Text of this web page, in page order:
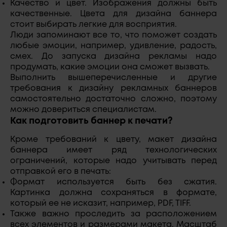
Качество и цвет. Изображения должны быть
качественные. Цвета для дизайна баннера
стоит выбирать легкие для восприятия.
Люди запоминают все то, что поможет создать
любые эмоции, например, удивление, радость,
смех. До запуска дизайна рекламы надо
продумать, какие эмоции она сможет вызвать.
Выполнить вышеперечисленные и другие
требования к дизайну рекламных баннеров
самостоятельно достаточно сложно, поэтому
можно довериться специалистам.
Как подготовить баннер к печати?
Кроме требований к цвету, макет дизайна
баннера имеет ряд технологических
ограничений, которые надо учитывать перед
отправкой его в печать:
Формат используется быть без сжатия.
Картинка должна сохраняться в формате,
который ее не исказит, например, PDF, TIFF.
Также важно проследить за расположением
всех элементов и размерами макета. Масштаб